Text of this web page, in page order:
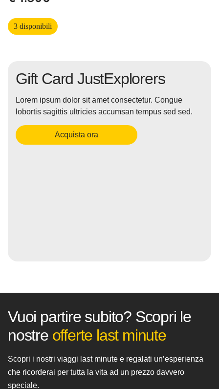
3 disponibili
Gift Card JustExplorers
Lorem ipsum dolor sit amet consectetur. Congue
lobortis sagittis ultricies accumsan tempus sed sed.
Acquista ora
Vuoi partire subito? Scopri le
nostre offerte last minute
Scopri i nostri viaggi last minute e regalati un’esperienza
che ricorderai per tutta la vita ad un prezzo davvero
speciale.